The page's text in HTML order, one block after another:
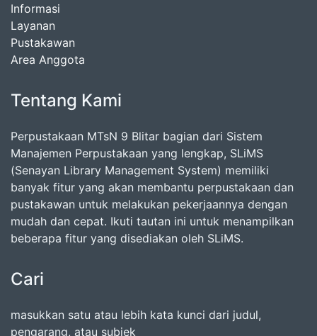
Informasi
Layanan
Pustakawan
Area Anggota
Tentang Kami
Perpustakaan MTsN 9 Blitar bagian dari Sistem
Manajemen Perpustakaan yang lengkap, SLiMS
(Senayan Library Management System) memiliki
banyak fitur yang akan membantu perpustakaan dan
pustakawan untuk melakukan pekerjaannya dengan
mudah dan cepat. Ikuti tautan ini untuk menampilkan
beberapa fitur yang disediakan oleh SLiMS.
Cari
masukkan satu atau lebih kata kunci dari judul,
pengarang, atau subjek